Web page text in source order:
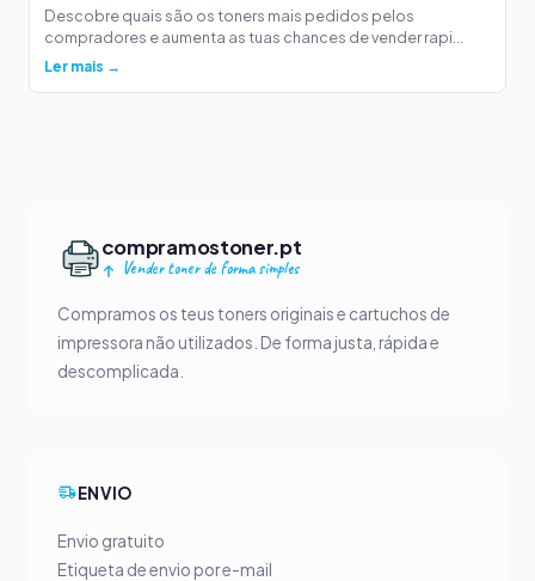
Descobre quais são os toners mais pedidos pelos
compradores e aumenta as tuas chances de vender rapi...
Ler mais →
compramostoner.pt
Vender toner de forma simples
Compramos os teus toners originais e cartuchos de
impressora não utilizados. De forma justa, rápida e
descomplicada.
ENVIO
Envio gratuito
Etiqueta de envio por e-mail